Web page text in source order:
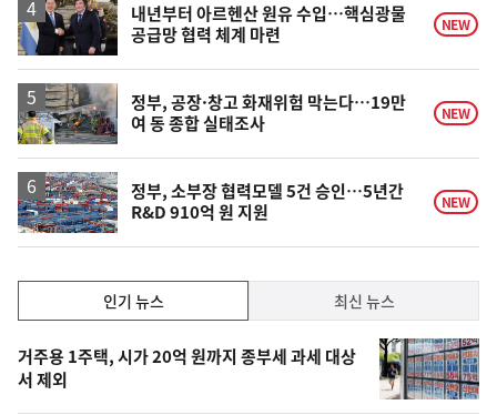
내년부터 아르헨산 원유 수입…핵심광물
공급망 협력 체계 마련
NEW
정부, 공장·창고 화재위험 막는다…19만
여 동 종합 실태조사
NEW
정부, 소부장 협력모델 5건 승인…5년간
R&D 910억 원 지원
NEW
기,
최
신,
인기 뉴스 최신 뉴스
인
기
뉴
스
거주용 1주택, 시가 20억 원까지 종부세 과세 대상
서 제외